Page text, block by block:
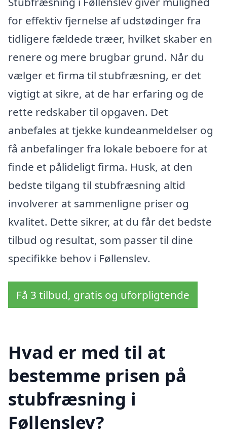
for effektiv fjernelse af udstødinger fra
tidligere fældede træer, hvilket skaber en
renere og mere brugbar grund. Når du
vælger et firma til stubfræsning, er det
vigtigt at sikre, at de har erfaring og de
rette redskaber til opgaven. Det
anbefales at tjekke kundeanmeldelser og
få anbefalinger fra lokale beboere for at
finde et pålideligt firma. Husk, at den
bedste tilgang til stubfræsning altid
involverer at sammenligne priser og
kvalitet. Dette sikrer, at du får det bedste
tilbud og resultat, som passer til dine
specifikke behov i Føllenslev.
Få 3 tilbud, gratis og uforpligtende
Hvad er med til at
bestemme prisen på
stubfræsning i
Føllenslev?